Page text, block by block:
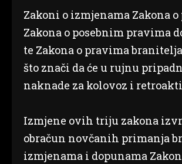
Zakoni o izmjenama Zakona
Zakona o posebnim
te Zakona o pravima
što znači da će u rujnu
naknade za kolovoz i
Izmjene ovih triju zakona
obračun novčanih primanja
izmjenama i dopunama